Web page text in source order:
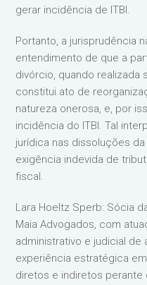
gerar incidência de ITBI.
Portanto, a jurisprudência
entendimento de que a
divórcio, quando realizada
constitui ato de
natureza onerosa, e, por
incidência do ITBI. Tal
jurídica nas dissoluções
exigência indevida de
fiscal.
Lara Hoeltz Sperb: Sócia
Maia Advogados, com
administrativo e judicial de
experiência estratégica
diretos e indiretos perante